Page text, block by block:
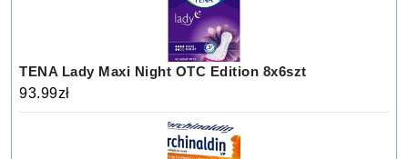
TENA Lady Maxi Night OTC Edition 8x6szt
93.99zł